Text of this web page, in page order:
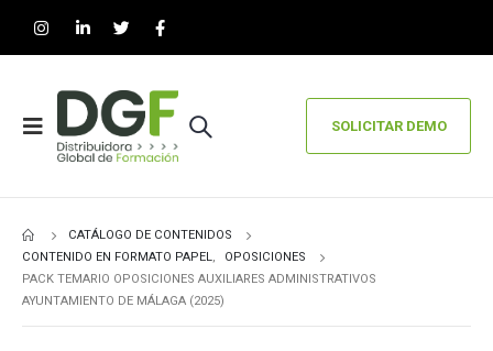
SOLICITAR DEMO
CATÁLOGO DE CONTENIDOS
CONTENIDO EN FORMATO PAPEL,
OPOSICIONES
PACK TEMARIO OPOSICIONES AUXILIARES ADMINISTRATIVOS
AYUNTAMIENTO DE MÁLAGA (2025)